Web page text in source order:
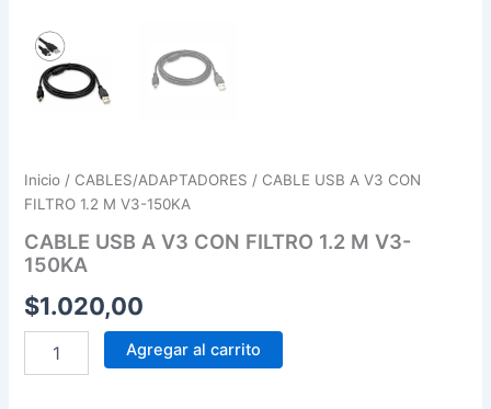
Inicio / CABLES/ADAPTADORES / CABLE USB A V3 CON
FILTRO 1.2 M V3-150KA
CABLE USB A V3 CON FILTRO 1.2 M V3-
150KA
$1.020,00
Agregar al carrito